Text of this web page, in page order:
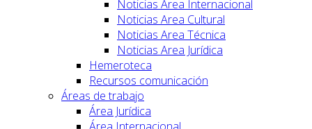
Noticias Area Internacional
Noticias Area Cultural
Noticias Area Técnica
Noticias Area Jurídica
Hemeroteca
Recursos comunicación
Áreas de trabajo
Área Jurídica